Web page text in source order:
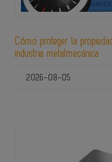
Cómo proteger la
industria metalmecánica
2026-08-05